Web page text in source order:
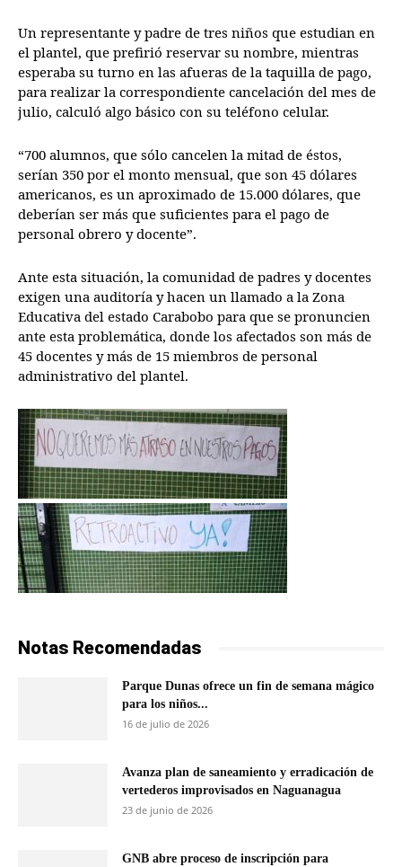
Un representante y padre de tres niños que estudian en
el plantel, que prefirió reservar su nombre, mientras
esperaba su turno en las afueras de la taquilla de pago,
para realizar la correspondiente cancelación del mes de
julio, calculó algo básico con su teléfono celular.
“700 alumnos, que sólo cancelen la mitad de éstos,
serían 350 por el monto mensual, que son 45 dólares
americanos, es un aproximado de 15.000 dólares, que
deberían ser más que suficientes para el pago de
personal obrero y docente”.
Ante esta situación, la comunidad de padres y docentes
exigen una auditoría y hacen un llamado a la Zona
Educativa del estado Carabobo para que se pronuncien
ante esta problemática, donde los afectados son más de
45 docentes y más de 15 miembros de personal
administrativo del plantel.
Notas Recomendadas
Parque Dunas ofrece un fin de semana mágico
para los niños...
16 de julio de 2026
Avanza plan de saneamiento y erradicación de
vertederos improvisados en Naguanagua
23 de junio de 2026
GNB abre proceso de inscripción para